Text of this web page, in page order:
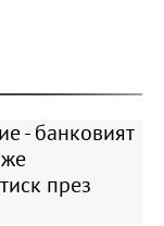
- банковият
през